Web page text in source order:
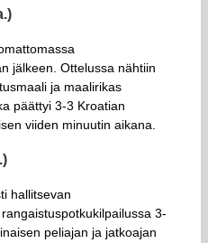
jälkeen. Ottelussa nähtiin
ja maalirikas
päättyi 3-3 Kroatian
viiden minuutin aikana.
hallitsevan
3-
peliajan ja jatkoajan